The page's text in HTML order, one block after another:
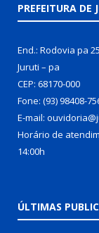
PREFEITURA DE
End.: Rodovia pa
Juruti – pa
CEP: 68170-000
Fone: (93) 98408-
E-mail:
Horário de
14:00h
ÚLTIMAS